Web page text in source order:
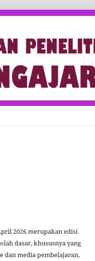
2026 merupakan edisi
dasar, khususnya yang
dan media pembelajaran,